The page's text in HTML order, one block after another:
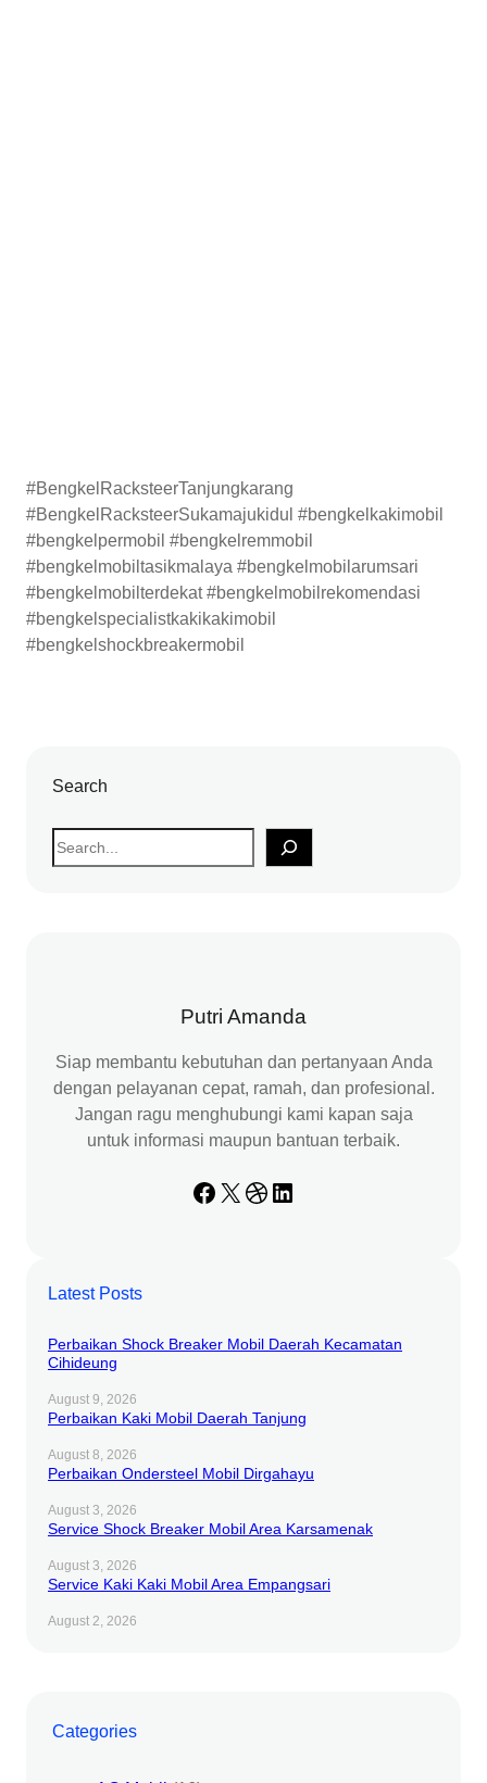
#BengkelRacksteerTanjungkarang
#BengkelRacksteerSukamajukidul #bengkelkakimobil
#bengkelpermobil #bengkelremmobil
#bengkelmobiltasikmalaya #bengkelmobilarumsari
#bengkelmobilterdekat #bengkelmobilrekomendasi
#bengkelspecialistkakikakimobil
#bengkelshockbreakermobil
Search
S
e
Putri Amanda
Siap membantu kebutuhan dan pertanyaan Anda
dengan pelayanan cepat, ramah, dan profesional.
Jangan ragu menghubungi kami kapan saja
untuk informasi maupun bantuan terbaik.
Facebook X Dribbble LinkedIn
Latest Posts
Perbaikan Shock Breaker Mobil Daerah Kecamatan
Cihideung
August 9, 2026
Perbaikan Kaki Mobil Daerah Tanjung
August 8, 2026
Perbaikan Ondersteel Mobil Dirgahayu
August 3, 2026
Service Shock Breaker Mobil Area Karsamenak
August 3, 2026
Service Kaki Kaki Mobil Area Empangsari
August 2, 2026
Categories